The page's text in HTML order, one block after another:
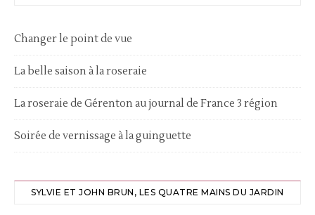
Changer le point de vue
La belle saison à la roseraie
La roseraie de Gérenton au journal de France 3 région
Soirée de vernissage à la guinguette
SYLVIE ET JOHN BRUN, LES QUATRE MAINS DU JARDIN